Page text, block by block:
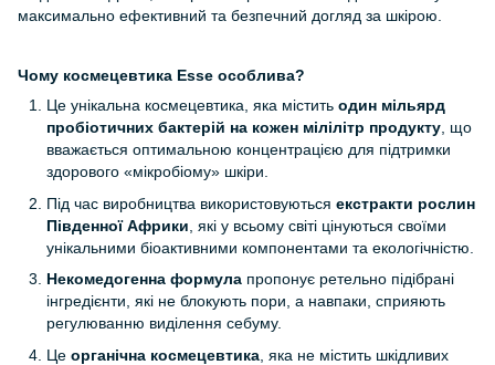
максимально ефективний та безпечний догляд за шкірою.
Чому космецевтика Esse особлива?
Це унікальна космецевтика, яка містить один мільярд
пробіотичних бактерій на кожен мілілітр продукту, що
вважається оптимальною концентрацією для підтримки
здорового «мікробіому» шкіри.
Під час виробництва використовуються екстракти рослин
Південної Африки , які у всьому світі цінуються своїми
унікальними біоактивними компонентами та екологічністю.
Некомедогенна формула пропонує ретельно підібрані
інгредієнти, які не блокують пори, а навпаки, сприяють
регулюванню виділення себуму.
Це органічна космецевтика , яка не містить шкідливих